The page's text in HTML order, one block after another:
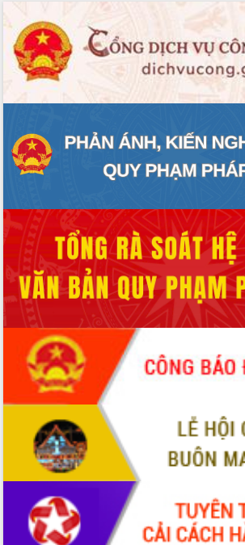
trường Nguyễn Hoàng Hiệp khảo sát
vùng trồng và doanh nghiệp đóng gói
sầu riêng tại Đắk Lắk
Trình diễn nghệ thuật chế biến các
món ăn từ sầu riêng
tiến đầu tư tỉnh
Ngành cá ngừ Đắk Lắk chủ động thích
ứng để giữ vững thị trường xuất khẩu
phá cơ chế - Hợp tác công tư
Đề án 06 tạo bước ngoặt đột phá trong
cải cách hành chính tỉnh Đắk Lắk
Kết nối tour, đẩy mạnh chuyển đổi số
để phát triển du lịch Đắk Lắk
Khởi động Dự án Đầu tư xây dựng hạ
tầng kỹ thuật Cụm công nghiệp Tân
Tiến
Gặp mặt các cơ quan báo chí nhân Kỷ
niệm 101 năm Ngày Báo chí Cách
mạng Việt Nam
Đắk Lắk sơ kết 4 năm triển khai thực
hiện Đề án 06 của Chính phủ
Họp báo thông tin về Hội nghị Công bố
Quy hoạch và Xúc tiến đầu tư tỉnh Đắk
Khơi thông điểm nghẽn, đẩy nhanh
giải ngân vốn khắc phục thiên tai
HĐND tỉnh thông qua điều chỉnh Quy